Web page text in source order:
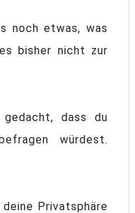
noch etwas, was
bisher nicht zur
dass du
würdest.
Privatsphäre